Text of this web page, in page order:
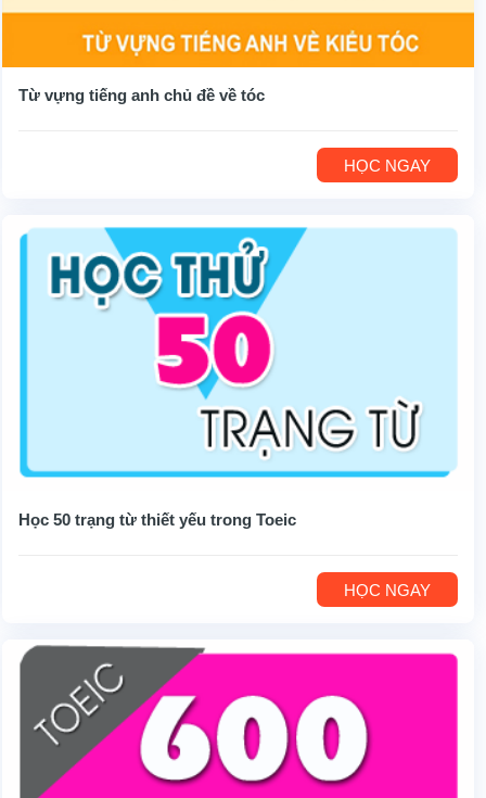
Từ vựng tiếng anh chủ đề về tóc
HỌC NGAY
Học 50 trạng từ thiết yếu trong Toeic
HỌC NGAY